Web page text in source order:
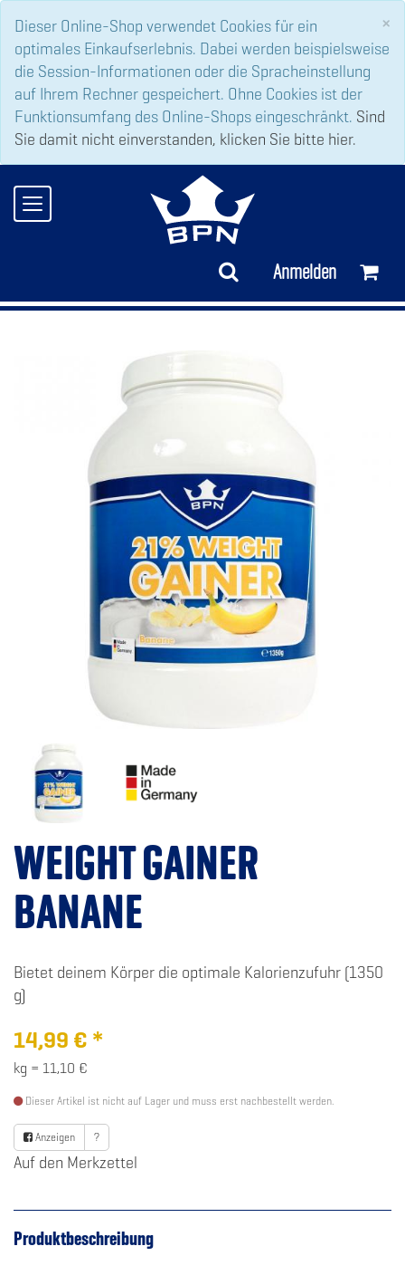
×
Dieser Online-Shop verwendet Cookies für ein
optimales Einkaufserlebnis. Dabei werden beispielsweise
die Session-Informationen oder die Spracheinstellung
auf Ihrem Rechner gespeichert. Ohne Cookies ist der
Funktionsumfang des Online-Shops eingeschränkt. Sind
Sie damit nicht einverstanden, klicken Sie bitte hier.
Toggle
Anmelden
WEIGHT GAINER
BANANE
Bietet deinem Körper die optimale Kalorienzufuhr (1350
g)
14,99 € *
kg = 11,10 €
Dieser Artikel ist nicht auf Lager und muss erst nachbestellt werden.
Anzeigen ?
Auf den Merkzettel
Produktbeschreibung